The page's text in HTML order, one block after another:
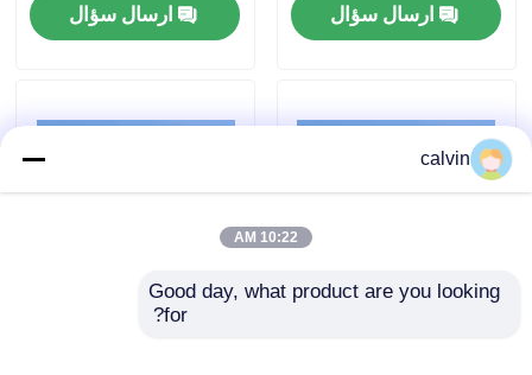
درخواست نقل قول
بلست مهره سرامیکی
ارسال سؤال
ارسال سؤال
ISO9001 تولید کننده
calvin
10:22 AM
Good day, what product are you looking
for?